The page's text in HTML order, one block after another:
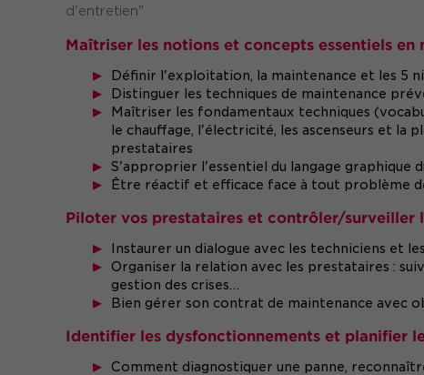
d'entretien"
Maîtriser les notions et concepts essentiels en
Définir l'exploitation, la maintenance et les 5
Distinguer les techniques de maintenance
Maîtriser les fondamentaux techniques
le chauffage, l'électricité, les ascenseurs et la
prestataires
S'approprier l'essentiel du langage graphique
Être réactif et efficace face à tout problème
Piloter vos prestataires et contrôler/surveiller
Instaurer un dialogue avec les techniciens et
Organiser la relation avec les prestataires :
gestion des crises…
Bien gérer son contrat de maintenance avec
Identifier les dysfonctionnements et planifier
Comment diagnostiquer une panne,